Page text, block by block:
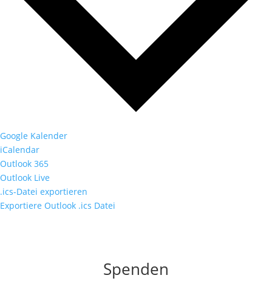
Google Kalender
iCalendar
Outlook 365
Outlook Live
.ics-Datei exportieren
Exportiere Outlook .ics Datei
Spenden